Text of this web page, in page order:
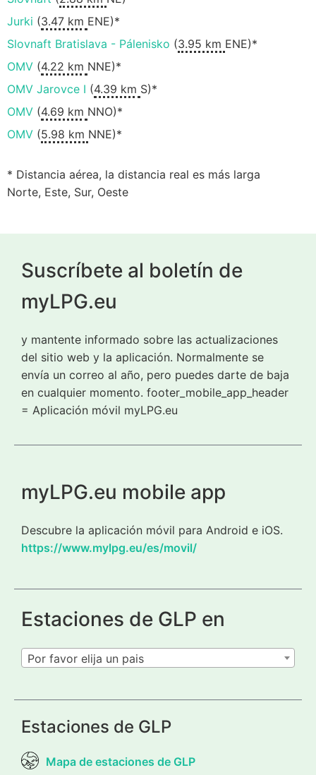
Jurki (3.47 km ENE)*
Slovnaft Bratislava - Pálenisko (3.95 km ENE)*
OMV (4.22 km NNE)*
OMV Jarovce I (4.39 km S)*
OMV (4.69 km NNO)*
OMV (5.98 km NNE)*
* Distancia aérea, la distancia real es más larga
Norte, Este, Sur, Oeste
Suscríbete al boletín de
myLPG.eu
y mantente informado sobre las actualizaciones
del sitio web y la aplicación. Normalmente se
envía un correo al año, pero puedes darte de baja
en cualquier momento. footer_mobile_app_header
= Aplicación móvil myLPG.eu
myLPG.eu mobile app
Descubre la aplicación móvil para Android e iOS.
https://www.mylpg.eu/es/movil/
Estaciones de GLP en
Por favor elija un pais
Estaciones de GLP
Mapa de estaciones de GLP